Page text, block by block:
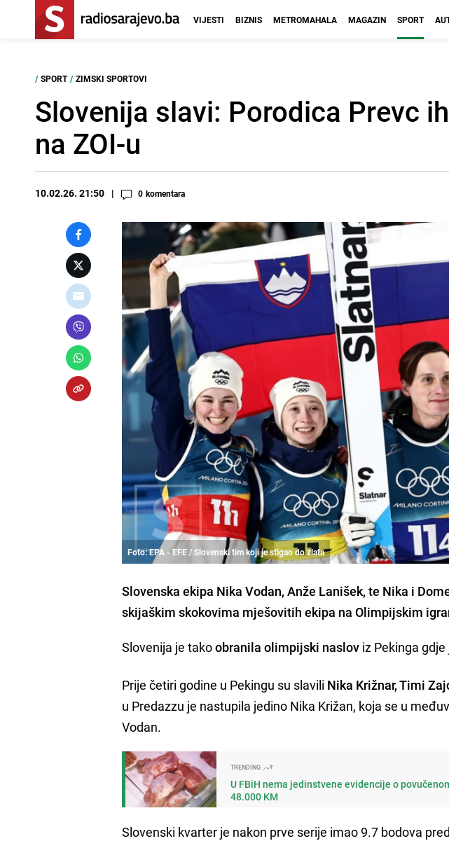
VIJESTI BIZNIS METROMAHALA MAGAZIN SPORT
/ SPORT / ZIMSKI SPORTOVI
Slovenija slavi: Porodica Prevc
na ZOI-u
10.02.26. 21:50 0 komentara
Foto: EPA - EFE / Slovenski tim koji je stigao do zlata
Slovenska ekipa Nika Vodan, Anže Lanišek, te Nika i
skijaškim skokovima mješovitih ekipa na Olimpijskim
Slovenija je takoobranila olimpijski naslov iz Pekinga
Prije četiri godine u Pekingu su slavili Nika Križnar, Timi
u Predazzu je nastupila jedino Nika Križan, koja se u
Vodan.
TRENDING
U FBiH nema jedinstvene evidencije o
48.000 KM
Slovenski kvarter je nakon prve serije imao 9.7 bodova